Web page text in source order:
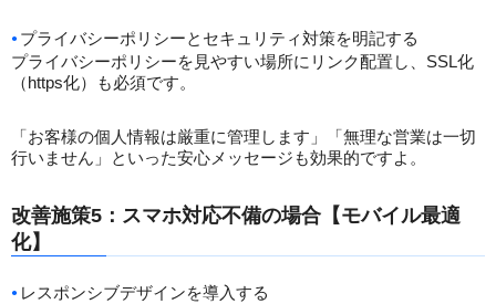
プライバシーポリシーとセキュリティ対策を明記する
プライバシーポリシーを見やすい場所にリンク配置し、SSL化
（https化）も必須です。
「お客様の個人情報は厳重に管理します」「無理な営業は一切
行いません」といった安心メッセージも効果的ですよ。
改善施策5：スマホ対応不備の場合【モバイル最適
化】
レスポンシブデザインを導入する